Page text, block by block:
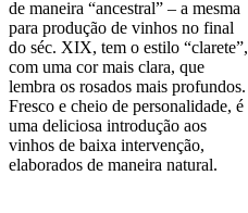
de maneira “ancestral” – a mesma
para produção de vinhos no final
do séc. XIX, tem o estilo “clarete”,
com uma cor mais clara, que
lembra os rosados mais profundos.
Fresco e cheio de personalidade, é
uma deliciosa introdução aos
vinhos de baixa intervenção,
elaborados de maneira natural.